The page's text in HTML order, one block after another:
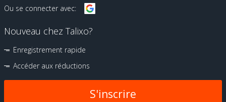
Ou se connecter avec:
Nouveau chez Talixo?
Enregistrement rapide
Accéder aux réductions
S'inscrire